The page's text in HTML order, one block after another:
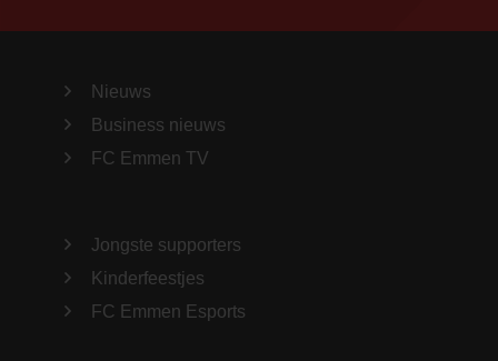
Nieuws
Business nieuws
FC Emmen TV
Jongste supporters
Kinderfeestjes
FC Emmen Esports